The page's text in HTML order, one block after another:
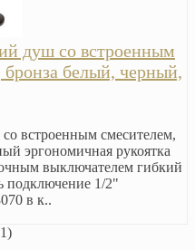
душ со встроенным
белый, черный,
встроенным смесителем,
эргономичная рукоятка
выключателем гибкий
подключение 1/2"
в к..